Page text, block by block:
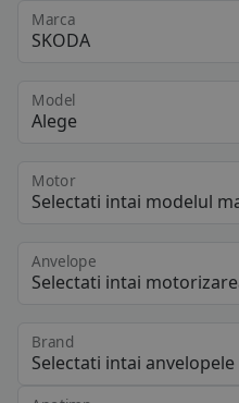
Marca
Model
Motor
Anvelope
Brand